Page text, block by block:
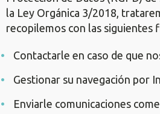
la Ley Orgánica 3/2018,
recopilemos con las siguientes
Contactarle en caso de que
Gestionar su navegación por
Enviarle comunicaciones